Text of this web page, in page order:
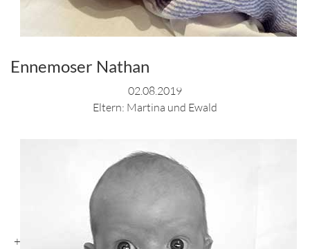
Ennemoser Nathan
02.08.2019
Eltern: Martina und Ewald
+